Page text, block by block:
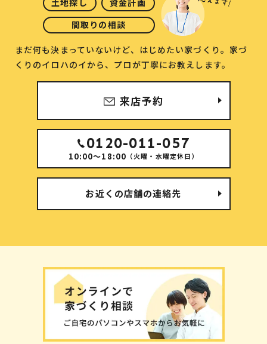
間取りの相談
まだ何も決まっていないけど、はじめたい家づくり。 家づ
くりのイロハのイから、プロが丁寧にお教えします。
来店予約
0120-011-057
10:00～18:00 （火曜・水曜定休日）
お近くの店舗の連絡先